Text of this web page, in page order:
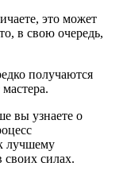
это может
в свою очередь,
получаются
вы узнаете о
лучшему
силах.